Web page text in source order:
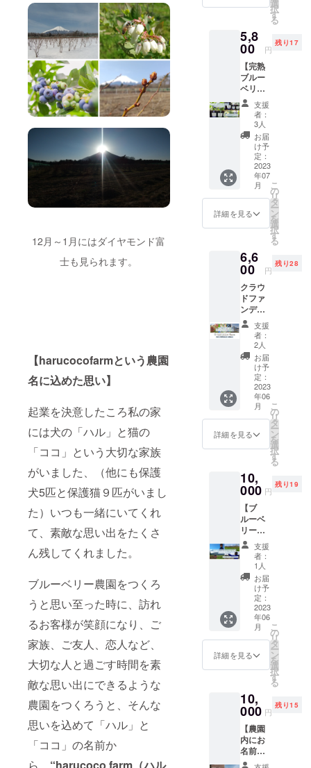
12月～1月にはダイヤモンド富
士も見られます。
【harucocofarmという農園
名に込めた思い】
起業を決意したころ私の家
には犬の「ハル」と猫の
「ココ」という大切な家族
がいました、（他にも保護
犬5匹と保護猫９匹がいまし
た）いつも一緒にいてくれ
て、素敵な思い出をたくさ
ん残してくれました。
ブルーベリー農園をつくろ
うと思い至った時に、訪れ
るお客様が笑顔になり、ご
家族、ご友人、恋人など、
大切な人と過ごす時間を素
敵な思い出にできるような
農園をつくろうと、そんな
思いを込めて「ハル」と
「ココ」の名前か
・ブ
ジャム
190g×1
・ブ
ルーベ
リー
ソース
190g×1
・お礼
のメー
ル 品
名：ブ
ルーベ
リー
ジャム
原材
ルーベ
リー
砂糖
（国産
てん
菜） 内
容量：
190g 賞
味期
限：製
造日よ
り10ヶ
月 販売
者：
haruco
cofarm
山梨
市石和
町小石
和8-8 製
造所：
企業組
合ワー
カーズ
コレク
ティブ
凡 東
京都町
田市木
曽西2-
1-17 大
豆、キ
ウイ、
りんご
を使用
した設
備で製
造して
いま
名：ブ
ルーベ
リー
ソース
原材
料：ブ
ルーベ
届けい
たしま
す。 ※
申し訳
ござい
ません
が、お
届け日
時の指
定はで
きかね
ます、
ご了承
くださ
い。 お
メール
が不要
考欄に
その旨
ご記入
をお願
い致し
ます。
ギフト
として
のお届
けをご
希望の
際は、
備考欄
に送り
主とし
者様の
必要情
お願い
いたし
ます。
送り主
様情報
・お名
前 ・郵
便番号
・ご住
所 ・電
話番号
付き）
小人
（小学
生） 1
名様
1,500円
→1,125
円
25%お
得で
す。 さ
らに、
お持ち
帰りの
パック
（170
ｇ）→
ク（220
サイズ
アップ
ます。
※チケッ
トの有
効期限
は2023/
７/上旬
～8/下
旬のブ
ルーベ
リー狩
りシー
ズンの
了まで
となり
トのご
利用に
ついて
は事前
にホー
ムペー
ジの予
約サイ
トか
メール
か電話
のいず
れかか
ら、ご
予約を
しま
す。 ※
利用は1
枚につ
きお一
人様１
回のみ
となり
ない支
に当農
園自慢
の朝摘
みブ
ルーベ
リーを
クール
便でお
届けい
たしま
す。 朝
摘みブ
ルーベ
リー3
パック
とジャ
ムと
料込み
・ブ
ルーベ
リー
125g入
りパッ
ク×3 ・
ブルー
ベリー
ジャム
150g×1
・ブ
ルーベ
リー
ソース
150g×1
・お礼
ブルー
ベリー
内容
量：
125g 冷
蔵庫に
入れて
保存の
上お早
めにお
召し上
がりく
ださ
い。 品
名：ブ
リー
ジャム
ルーベ
リー
（山中
湖産）
砂糖
（国産
選
択
す
る
5,8
00 円
残り17
【完熟
ブルー
ベリー
ジャム
とソー
スの
セット
お届け
コー
ス】
haruco
cofarm
の完熟
ブルー
ベリー
をたっ
使って
作っ
た、濃
厚な味
わいの
ジャム
とソー
スをお
届けし
ます。
ジャム
はブ
ルーベ
リーの
濃厚な
風味を
味わえ
ぷり使
用し
て、甜
菜糖で
低糖度
に仕上
げてあ
りま
す。
ソース
は酸味
の少な
い品種
を使用
し粒が
残るサ
ラッと
す、料
理にも
お使い
いただ
けると
思いま
支援
者：
3人
お届
け予
定：
2023
年07
月
詳細を見る
こ
の
リ
タ
ー
ン
を
選
択
す
る
6,6
00 円
残り28
クラウ
ドファ
ンディ
ング限
定 【ブ
ルーベ
リー狩
り早割
チケッ
ト 大
人（中
学生以
上）4枚
セッ
ト
8,800→
大人
（中学
生以
上）4名
様分の
チケッ
トのお
届けで
す。 ブ
ルーベ
リー食
べ放題
+収穫体
験コー
ス（収
穫体験
して摘
ただく
パック
付き）
大人
（中学
生以
上） 1
支援
者：
2人
お届
け予
定：
2023
年06
月
詳細を見る
こ
の
リ
タ
ー
ン
を
選
択
す
る
10,
000 円
残り19
【ブ
ルーベ
リー剪
定作業
体験+ブ
ルーベ
リー狩
り割引
チケッ
ト】
【特典
内容】
・農園
で１日
ブルー
ベリー
作業を
体験で
きま
す。 選
定はブ
ルーベ
リーの
支援
者：
1人
お届
け予
定：
2023
年06
月
詳細を見る
こ
の
リ
タ
ー
ン
を
選
択
す
る
10,
000 円
残り15
【農園
内にお
名前掲
載+ブ